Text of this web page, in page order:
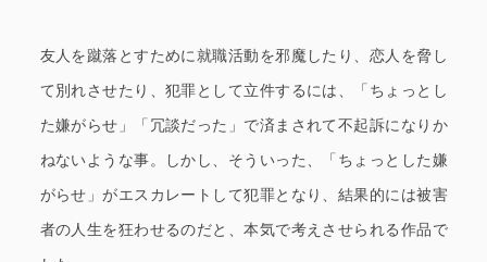
友人を蹴落とすために就職活動を邪魔したり、恋人を脅し
て別れさせたり、犯罪として立件するには、「ちょっとし
た嫌がらせ」「冗談だった」で済まされて不起訴になりか
ねないような事。しかし、そういった、「ちょっとした嫌
がらせ」がエスカレートして犯罪となり、結果的には被害
者の人生を狂わせるのだと、本気で考えさせられる作品で